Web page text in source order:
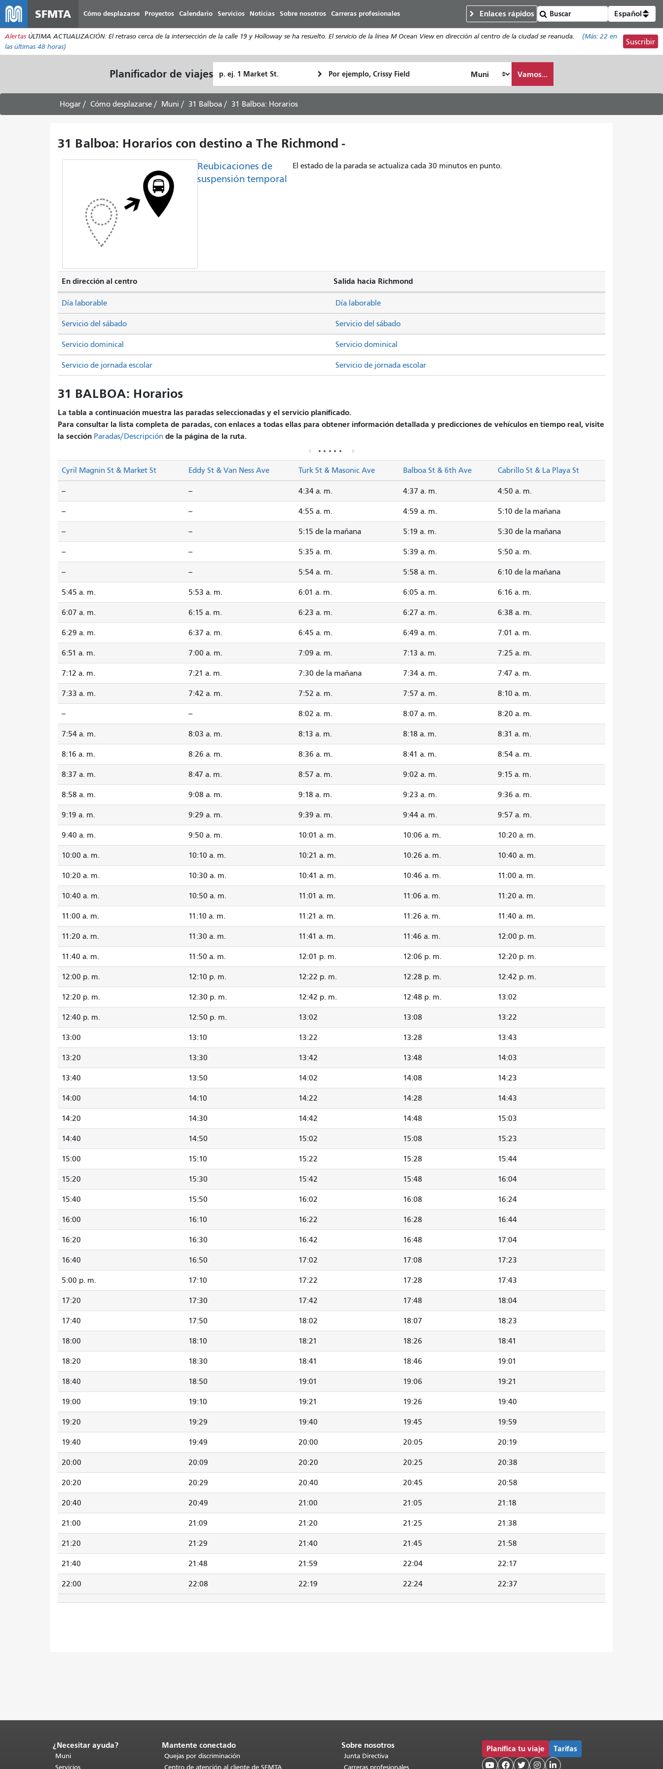
al
contenido
SFMTA Cómo desplazarse Proyectos Calendario Servicios Noticias Sobre nosotros Carreras profesionales Enlaces rápidos Español
Alertas ÚLTIMA ACTUALIZACIÓN: El retraso cerca de la intersección de la calle 19 y Holloway se ha resuelto. El servicio de la línea M Ocean View en dirección al centro de la ciudad se reanuda. (Más: 22 en
las últimas 48 horas)
Suscribir
Planificador de viajes de
partida
Cómo
quiero
Vamos...
Hogar Cómo desplazarse Muni 31 Balboa 31 Balboa: Horarios
31 Balboa: Horarios con destino a The Richmond -
Reubicaciones de
suspensión temporal
El estado de la parada se actualiza cada 30 minutos en punto.
En dirección al centro Salida hacia Richmond
Servicio del sábado Servicio del sábado
Servicio dominical Servicio dominical
Día laborable Día laborable
Servicio de jornada escolar Servicio de jornada escolar
31 BALBOA: Horarios
La tabla a continuación muestra las paradas seleccionadas y el servicio planificado.
Para consultar la lista completa de paradas, con enlaces a todas ellas para obtener información detallada y predicciones de vehículos en tiempo real, visite
la sección Paradas/Descripción de la página de la ruta.
Cyril Magnin St & Market St Eddy St & Van Ness Ave Turk St & Masonic Ave Balboa St & 6th Ave Cabrillo St & La Playa St
-- -- 4:34 a. m. 4:37 a. m. 4:50 a. m.
-- -- 4:55 a. m. 4:59 a. m. 5:10 de la mañana
-- -- 5:15 de la mañana 5:19 a. m. 5:30 de la mañana
-- -- 5:35 a. m. 5:39 a. m. 5:50 a. m.
-- -- 5:54 a. m. 5:58 a. m. 6:10 de la mañana
5:45 a. m. 5:53 a. m. 6:01 a. m. 6:05 a. m. 6:16 a. m.
6:07 a. m. 6:15 a. m. 6:23 a. m. 6:27 a. m. 6:38 a. m.
6:29 a. m. 6:37 a. m. 6:45 a. m. 6:49 a. m. 7:01 a. m.
6:51 a. m. 7:00 a. m. 7:09 a. m. 7:13 a. m. 7:25 a. m.
7:12 a. m. 7:21 a. m. 7:30 de la mañana 7:34 a. m. 7:47 a. m.
7:33 a. m. 7:42 a. m. 7:52 a. m. 7:57 a. m. 8:10 a. m.
-- -- 8:02 a. m. 8:07 a. m. 8:20 a. m.
7:54 a. m. 8:03 a. m. 8:13 a. m. 8:18 a. m. 8:31 a. m.
8:16 a. m. 8:26 a. m. 8:36 a. m. 8:41 a. m. 8:54 a. m.
8:37 a. m. 8:47 a. m. 8:57 a. m. 9:02 a. m. 9:15 a. m.
8:58 a. m. 9:08 a. m. 9:18 a. m. 9:23 a. m. 9:36 a. m.
9:19 a. m. 9:29 a. m. 9:39 a. m. 9:44 a. m. 9:57 a. m.
9:40 a. m. 9:50 a. m. 10:01 a. m. 10:06 a. m. 10:20 a. m.
10:00 a. m. 10:10 a. m. 10:21 a. m. 10:26 a. m. 10:40 a. m.
10:20 a. m. 10:30 a. m. 10:41 a. m. 10:46 a. m. 11:00 a. m.
10:40 a. m. 10:50 a. m. 11:01 a. m. 11:06 a. m. 11:20 a. m.
11:00 a. m. 11:10 a. m. 11:21 a. m. 11:26 a. m. 11:40 a. m.
11:20 a. m. 11:30 a. m. 11:41 a. m. 11:46 a. m. 12:00 p. m.
11:40 a. m. 11:50 a. m. 12:01 p. m. 12:06 p. m. 12:20 p. m.
12:00 p. m. 12:10 p. m. 12:22 p. m. 12:28 p. m. 12:42 p. m.
12:20 p. m. 12:30 p. m. 12:42 p. m. 12:48 p. m. 13:02
12:40 p. m. 12:50 p. m. 13:02 13:08 13:22
13:00 13:10 13:22 13:28 13:43
13:20 13:30 13:42 13:48 14:03
13:40 13:50 14:02 14:08 14:23
14:00 14:10 14:22 14:28 14:43
14:20 14:30 14:42 14:48 15:03
14:40 14:50 15:02 15:08 15:23
15:00 15:10 15:22 15:28 15:44
15:20 15:30 15:42 15:48 16:04
15:40 15:50 16:02 16:08 16:24
16:00 16:10 16:22 16:28 16:44
16:20 16:30 16:42 16:48 17:04
16:40 16:50 17:02 17:08 17:23
5:00 p. m. 17:10 17:22 17:28 17:43
17:20 17:30 17:42 17:48 18:04
17:40 17:50 18:02 18:07 18:23
18:00 18:10 18:21 18:26 18:41
18:20 18:30 18:41 18:46 19:01
18:40 18:50 19:01 19:06 19:21
19:00 19:10 19:21 19:26 19:40
19:20 19:29 19:40 19:45 19:59
19:40 19:49 20:00 20:05 20:19
20:00 20:09 20:20 20:25 20:38
20:20 20:29 20:40 20:45 20:58
20:40 20:49 21:00 21:05 21:18
21:00 21:09 21:20 21:25 21:38
21:20 21:29 21:40 21:45 21:58
21:40 21:48 21:59 22:04 22:17
22:00 22:08 22:19 22:24 22:37
Fin
del
contenido
¿Necesitar ayuda?
Muni
Servicios
Mantente conectado
Quejas por discriminación
Centro de atención al cliente de SFMTA
Sobre nosotros
Junta Directiva
Carreras profesionales
Planifica tu viaje Tarifas
    